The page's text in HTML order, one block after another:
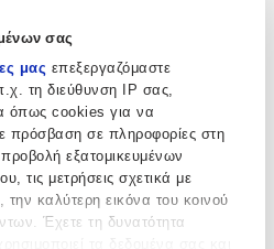
σας
μας επεξεργαζόμαστε
τη διεύθυνση IP σας,
όπως cookies για να
πρόσβαση σε πληροφορίες στη
εξατομικευμένων
τις μετρήσεις σχετικά με
την καλύτερη εικόνα του κοινού
Έχετε τη δυνατότητα